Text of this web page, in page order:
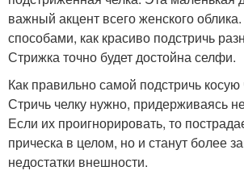
важный акцент всего женского
способами, как красиво подстричь
Стрижка точно будет достойна селфи.
Как правильно самой подстричь косую
Стричь челку нужно, придерживаясь
Если их проигнорировать, то
прическа в целом, но и станут более
недостатки внешности.